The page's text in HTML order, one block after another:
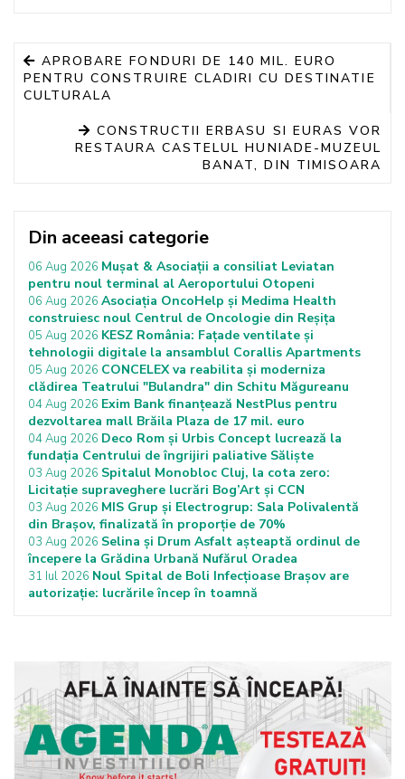
APROBARE FONDURI DE 140 MIL. EURO
PENTRU CONSTRUIRE CLADIRI CU DESTINATIE
CULTURALA
CONSTRUCTII ERBASU SI EURAS VOR
RESTAURA CASTELUL HUNIADE-MUZEUL
BANAT, DIN TIMISOARA
Din aceeasi categorie
06 Aug 2026 Mușat & Asociații a consiliat Leviatan
pentru noul terminal al Aeroportului Otopeni
06 Aug 2026 Asociația OncoHelp și Medima Health
construiesc noul Centrul de Oncologie din Reșița
05 Aug 2026 KESZ România: Fațade ventilate și
tehnologii digitale la ansamblul Corallis Apartments
05 Aug 2026 CONCELEX va reabilita și moderniza
clădirea Teatrului "Bulandra" din Schitu Măgureanu
04 Aug 2026 Exim Bank finanțează NestPlus pentru
dezvoltarea mall Brăila Plaza de 17 mil. euro
04 Aug 2026 Deco Rom și Urbis Concept lucrează la
fundația Centrului de îngrijiri paliative Săliște
03 Aug 2026 Spitalul Monobloc Cluj, la cota zero:
Licitație supraveghere lucrări Bog’Art și CCN
03 Aug 2026 MIS Grup și Electrogrup: Sala Polivalentă
din Brașov, finalizată în proporție de 70%
03 Aug 2026 Selina și Drum Asfalt așteaptă ordinul de
începere la Grădina Urbană Nufărul Oradea
31 Iul 2026 Noul Spital de Boli Infecțioase Brașov are
autorizație: lucrările încep în toamnă